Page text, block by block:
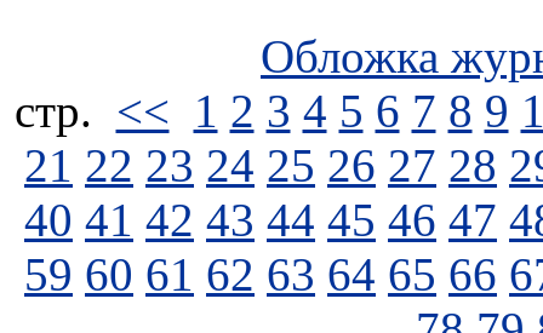
Обложка
стp. << 1 2 3 4 5 6 7 8 9
21 22 23 24 25 26 27 28
40 41 42 43 44 45 46 47
59 60 61 62 63 64 65 66